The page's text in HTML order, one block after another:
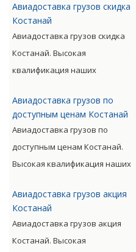
специальную подготовку,
позволяет мастерски
обслуживать перевозки всех
категории грузов.
Авиадоставка грузов скидка
Костанай
Авиадоставка грузов скидка
Костанай. Высокая
квалификация наших
специальную подготовку,
позволяет мастерски
обслуживать перевозки всех
видов, включая опасные
категории грузов.
Авиадоставка грузов по
доступным ценам Костанай
Авиадоставка грузов по
доступным ценам Костанай.
Высокая квалификация наших
специальную подготовку,
позволяет мастерски
обслуживать перевозки всех
Авиадоставка грузов акция
Костанай
Авиадоставка грузов акция
Костанай. Высокая